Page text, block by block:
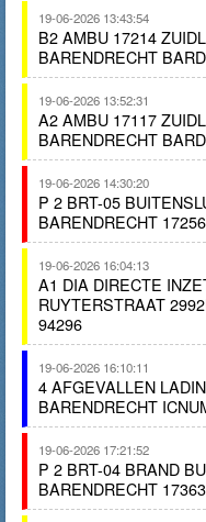
19-06-2026 13:43:54
B2 AMBU 17214
BARENDRECHT
19-06-2026 13:52:31
A2 AMBU 17117
BARENDRECHT
19-06-2026 14:30:20
P 2 BRT-05
BARENDRECHT
19-06-2026 16:04:13
A1 DIA DIRECTE
RUYTERSTRAAT
94296
19-06-2026 16:10:11
4 AFGEVALLEN
BARENDRECHT
19-06-2026 17:21:52
P 2 BRT-04 BRAND
BARENDRECHT